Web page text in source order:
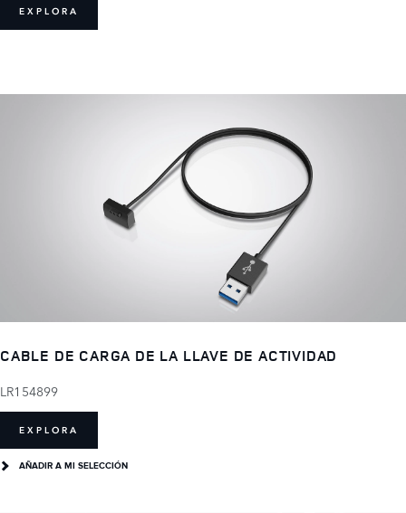
EXPLORA
CABLE DE CARGA DE LA LLAVE DE ACTIVIDAD
LR154899
EXPLORA
AÑADIR A MI SELECCIÓN